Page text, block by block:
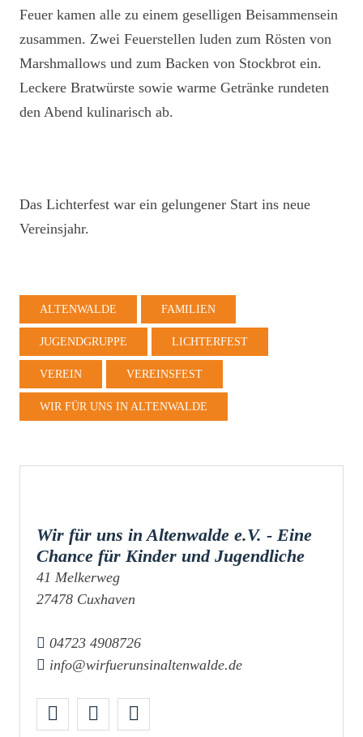
Feuer kamen alle zu einem geselligen Beisammensein
zusammen. Zwei Feuerstellen luden zum Rösten von
Marshmallows und zum Backen von Stockbrot ein.
Leckere Bratwürste sowie warme Getränke rundeten
den Abend kulinarisch ab.
Das Lichterfest war ein gelungener Start ins neue
Vereinsjahr.
ALTENWALDE FAMILIEN
JUGENDGRUPPE LICHTERFEST
VEREIN VEREINSFEST
WIR FÜR UNS IN ALTENWALDE
Wir für uns in Altenwalde e.V. - Eine
Chance für Kinder und Jugendliche
41 Melkerweg
27478 Cuxhaven
04723 4908726
info@wirfuerunsinaltenwalde.de